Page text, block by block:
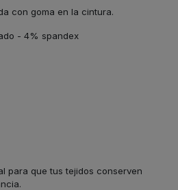
con goma en la cintura.
- 4% spandex
para que tus tejidos conserven